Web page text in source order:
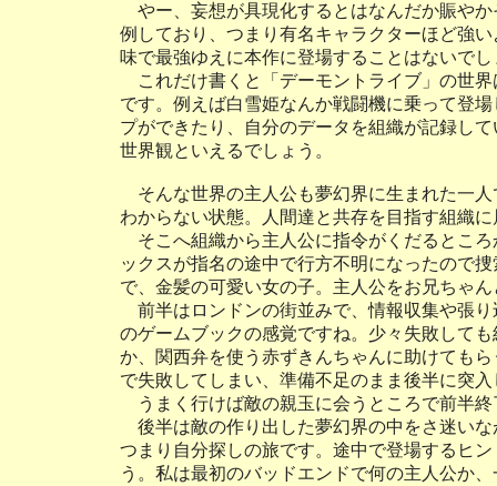
やー、妄想が具現化するとはなんだか賑や
例しており、つまり有名キャラクターほど強
味で最強ゆえに本作に登場することはないでし
これだけ書くと「デーモントライブ」の世
です。例えば白雪姫なんか戦闘機に乗って登
プができたり、自分のデータを組織が記録し
世界観といえるでしょう。
そんな世界の主人公も夢幻界に生まれた一
わからない状態。人間達と共存を目指す組織
そこへ組織から主人公に指令がくだるとこ
ックスが指名の途中で行方不明になったので
で、金髪の可愛い女の子。主人公をお兄ちゃ
前半はロンドンの街並みで、情報収集や張
のゲームブックの感覚ですね。少々失敗して
か、関西弁を使う赤ずきんちゃんに助けても
で失敗してしまい、準備不足のまま後半に突
うまく行けば敵の親玉に会うところで前半終
後半は敵の作り出した夢幻界の中をさ迷い
つまり自分探しの旅です。途中で登場するヒ
う。私は最初のバッドエンドで何の主人公か